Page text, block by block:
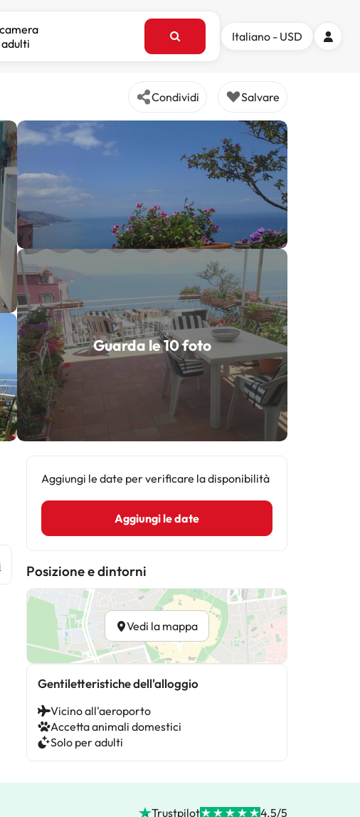
Italiano - USD
Condividi Salvare
Guarda le 10 foto
Aggiungi le date per verificare la disponibilità
Aggiungi le date
Posizione e dintorni
Vedi la mappa
Gentiletteristiche dell'alloggio
Vicino all'aeroporto
Accetta animali domestici
Solo per adulti
Trustpilot 4.5/5